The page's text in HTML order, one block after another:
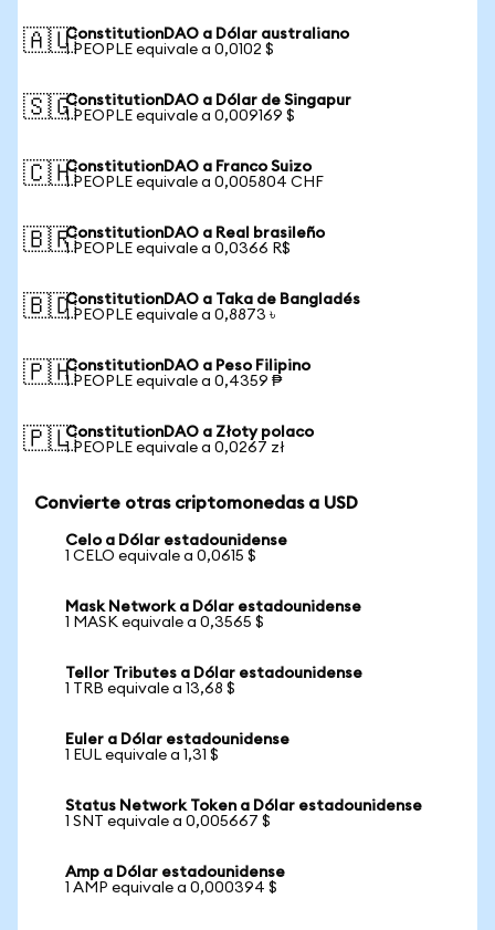
🇦🇺ConstitutionDAO a Dólar australiano
1 PEOPLE equivale a 0,0102 $
🇸🇬ConstitutionDAO a Dólar de Singapur
1 PEOPLE equivale a 0,009169 $
🇨🇭ConstitutionDAO a Franco Suizo
1 PEOPLE equivale a 0,005804 CHF
🇧🇷ConstitutionDAO a Real brasileño
1 PEOPLE equivale a 0,0366 R$
🇧🇩ConstitutionDAO a Taka de Bangladés
1 PEOPLE equivale a 0,8873 ৳
🇵🇭ConstitutionDAO a Peso Filipino
1 PEOPLE equivale a 0,4359 ₱
🇵🇱ConstitutionDAO a Złoty polaco
1 PEOPLE equivale a 0,0267 zł
Convierte otras criptomonedas a USD
Celo a Dólar estadounidense
1 CELO equivale a 0,0615 $
Mask Network a Dólar estadounidense
1 MASK equivale a 0,3565 $
Tellor Tributes a Dólar estadounidense
1 TRB equivale a 13,68 $
Euler a Dólar estadounidense
1 EUL equivale a 1,31 $
Status Network Token a Dólar estadounidense
1 SNT equivale a 0,005667 $
Amp a Dólar estadounidense
1 AMP equivale a 0,000394 $